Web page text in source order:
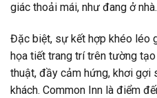
giác thoải mái, như đang ở nhà.
Đặc biệt, sự kết hợp khéo léo
họa tiết trang trí trên tường
thuật, đầy cảm hứng, khơi gợi
khách. Common Inn là điểm